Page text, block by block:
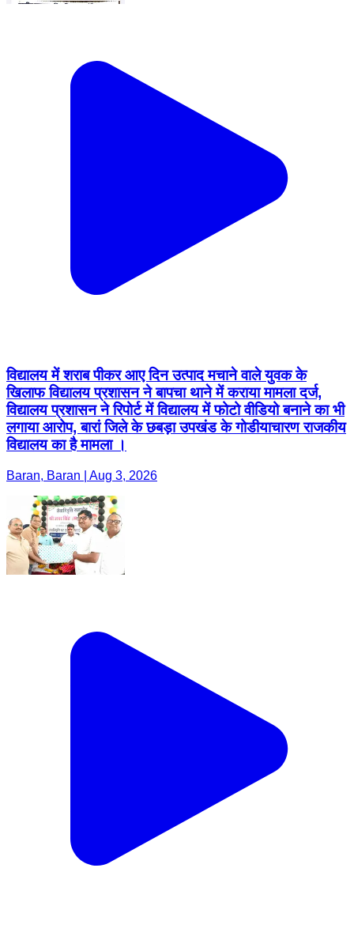
विद्यालय में शराब पीकर आए दिन उत्पाद मचाने वाले युवक के
खिलाफ विद्यालय प्रशासन ने बापचा थाने में कराया मामला दर्ज,
विद्यालय प्रशासन ने रिपोर्ट में विद्यालय में फोटो वीडियो बनाने का भी
लगाया आरोप, बारां जिले के छबड़ा उपखंड के गोडीयाचारण राजकीय
विद्यालय का है मामला ।
Baran, Baran | Aug 3, 2026